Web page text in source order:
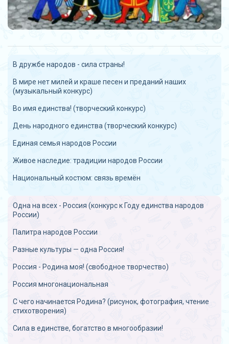
В дружбе народов - сила страны!
В мире нет милей и краше песен и преданий наших
(музыкальный конкурс)
Во имя единства! (творческий конкурс)
День народного единства (творческий конкурс)
Единая семья народов России
Живое наследие: традиции народов России
Национальный костюм: связь времён
Одна на всех - Россия (конкурс к Году единства народов
России)
Палитра народов России
Разные культуры — одна Россия!
Россия - Родина моя! (свободное творчество)
Россия многонациональная
С чего начинается Родина? (рисунок, фотография, чтение
стихотворения)
Сила в единстве, богатство в многообразии!